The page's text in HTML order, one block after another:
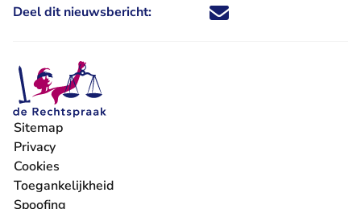
Deel dit nieuwsbericht: Deel dit nieuwsbericht via X -
Deel dit nieuwsbericht via
Deel dit nieuwsbericht
Deel dit
Sitemap
Privacy
Cookies
Toegankelijkheid
Spoofing